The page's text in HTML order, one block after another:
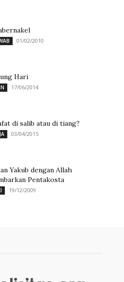
01/02/2010
Hari
17/06/2014
di salib atau di tiang?
03/04/2015
Yakub dengan Allah
Pentakosta
19/12/2009